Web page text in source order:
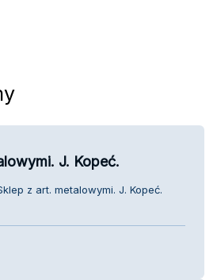
J. Kopeć.
z art. metalowymi. J. Kopeć.